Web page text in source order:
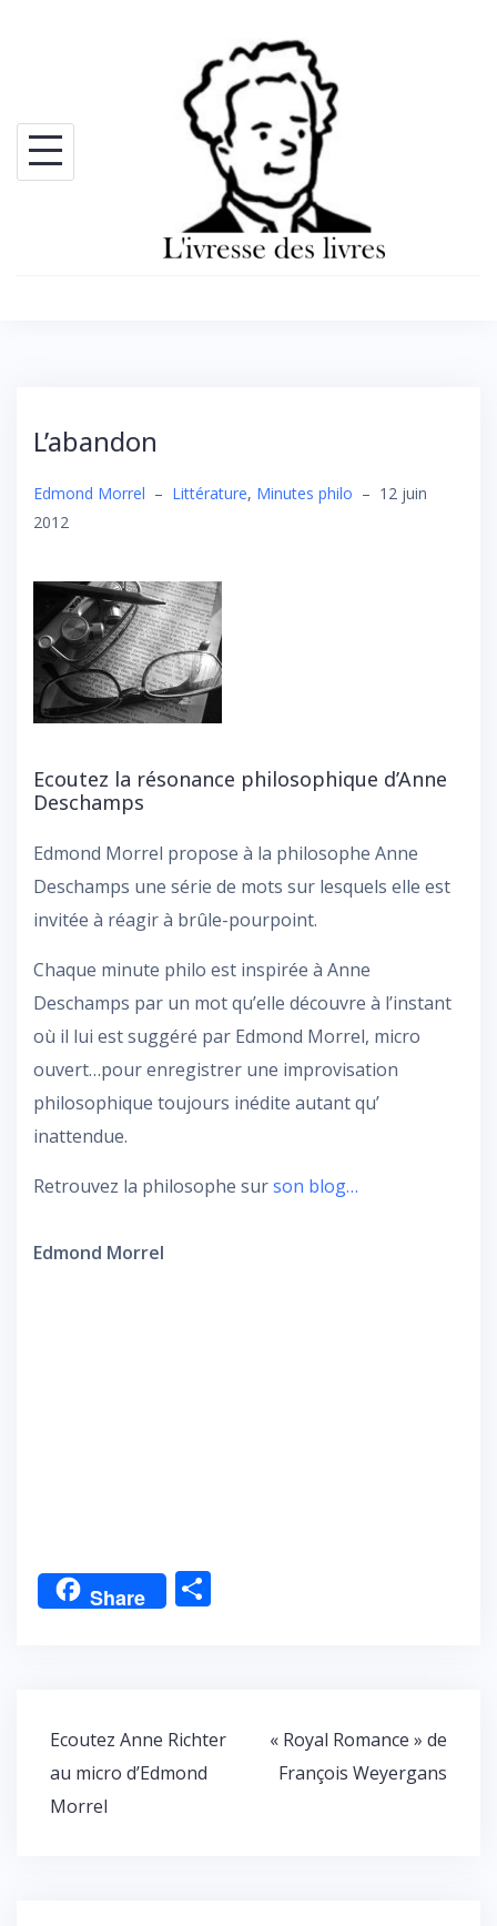
L’abandon
Edmond Morrel – Littérature, Minutes philo – 12 juin
2012
Ecoutez la résonance philosophique d’Anne
Deschamps
Edmond Morrel propose à la philosophe Anne
Deschamps une série de mots sur lesquels elle est
invitée à réagir à brûle-pourpoint.
Chaque minute philo est inspirée à Anne
Deschamps par un mot qu’elle découvre à l’instant
où il lui est suggéré par Edmond Morrel, micro
ouvert…pour enregistrer une improvisation
philosophique toujours inédite autant qu’
inattendue.
Retrouvez la philosophe surson blog…
Edmond Morrel
Share
er
Navigation
l’article
Ecoutez Anne Richter
au micro d’Edmond
Morrel
« Royal Romance » de
François Weyergans